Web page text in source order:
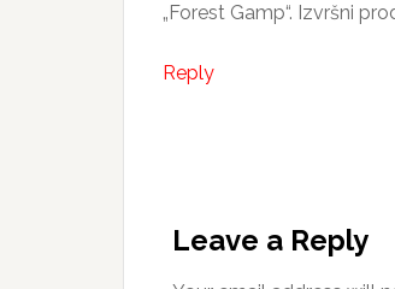
„Forest Gamp“. Izvršni
Reply
Leave a Reply